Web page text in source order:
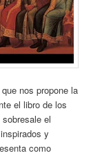
nos propone la
el libro de los
el
y
como